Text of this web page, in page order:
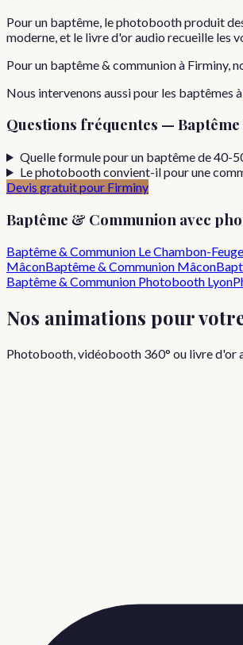
Pour un baptême, le photobooth produit
moderne, et le livre d'or audio recueille les
Pourun baptême & communionà Firminy,
Nous intervenons aussi pour les baptêmes à
Questions fréquentes —
Quelle formule pour un baptême de 40-
Le photobooth convient-il pour une
Devis gratuit pour Firminy
Baptême & Communion avec
Baptême & Communion Le Chambon-
MâconBaptême & Communion Mâcon
Baptême & Communion Photobooth Lyon
Nos animations pour
Photobooth, vidéobooth 360° ou livre d'or